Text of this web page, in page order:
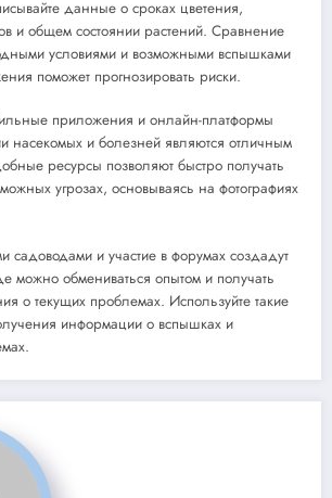
данные о сроках цветения,
и общем состоянии растений. Сравнение
условиями и возможными вспышками
поможет прогнозировать риски.
приложения и онлайн-платформы
насекомых и болезней являются отличным
ресурсы позволяют быстро получать
угрозах, основываясь на фотографиях
и участие в форумах создадут
можно обмениваться опытом и получать
о текущих проблемах. Используйте такие
информации о вспышках и